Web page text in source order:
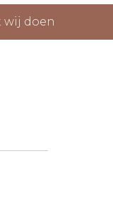
wij doen